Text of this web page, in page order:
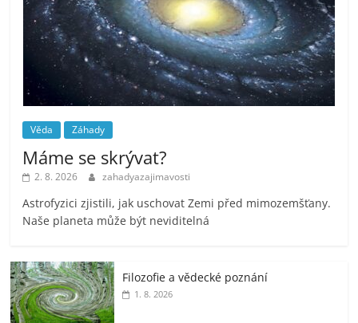
Věda Záhady
Máme se skrývat?
2. 8. 2026 zahadyazajimavosti
Astrofyzici zjistili, jak uschovat Zemi před mimozemšťany.
Naše planeta může být neviditelná
Filozofie a vědecké poznání
1. 8. 2026